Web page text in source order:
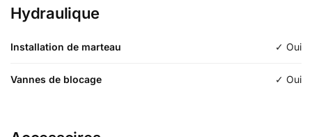
Hydraulique
Installation de marteau ✓ Oui
Vannes de blocage ✓ Oui